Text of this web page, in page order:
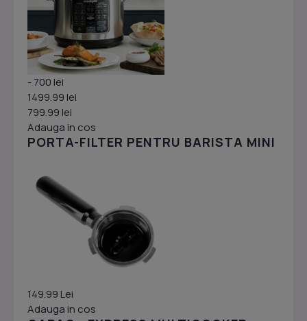
- 700 lei
1499.99 lei
799.99 lei
Adauga in cos
PORTA-FILTER PENTRU BARISTA MINI
149.99 Lei
Adauga in cos